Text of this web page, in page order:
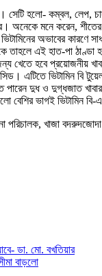
হলো- কম্বল, লেপ,
অনেকে মনে করেন,
ভিটামিনের অভাবের কারণে
তাহলে এই হাত-পা
খেতে হবে প্রয়োজনীয়
এটিতে ভিটামিন বি
দুধ ও দুগ্ধজাত
ভাগই ভিটামিন বি-
খাজা বদরুদজোদা
ডা. মো. বখতিয়ার
বাড়লো